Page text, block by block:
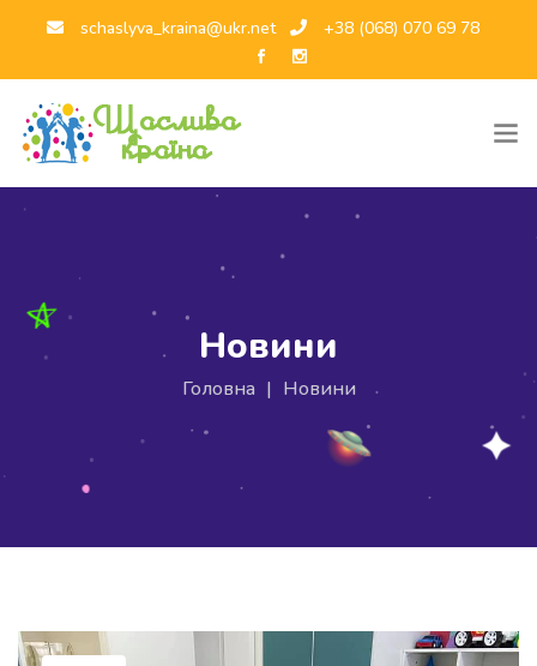
schaslyva_kraina@ukr.net +38 (068) 070 69 78
Новини
Головна | Новини